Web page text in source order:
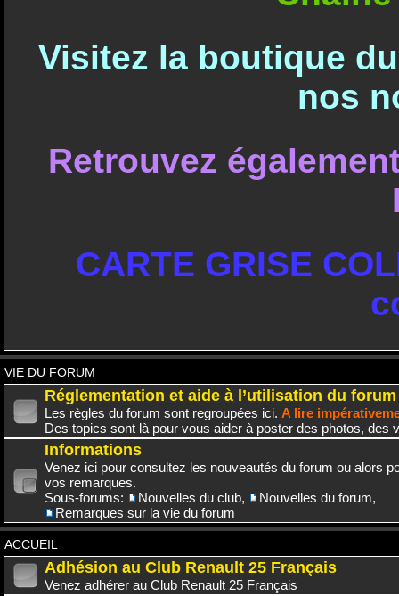
Visitez la boutique
nos
Retrouvez
CARTE GRISE
VIE DU FORUM
Réglementation et aide à l’utilisation du forum
Les règles du forum sont regroupées ici. A lire
Des topics sont là pour vous aider à poster des photos, des
Informations
Venez ici pour consultez les nouveautés du forum ou alors
vos remarques.
Sous-forums:
Nouvelles du club, Nouvelles du forum,
Remarques sur la vie du forum
ACCUEIL
Adhésion au Club Renault 25 Français
Venez adhérer au Club Renault 25 Français